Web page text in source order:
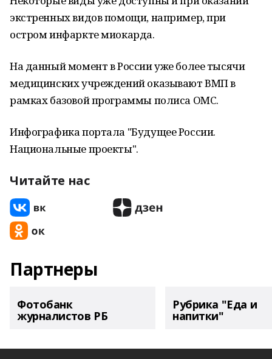
экстренных видов помощи, например, при
остром инфаркте миокарда.
На данный момент в России уже более тысячи
медицинских учреждений оказывают ВМП в
рамках базовой программы полиса ОМС.
Инфографика портала "Будущее России.
Национальные проекты".
Читайте нас
Партнеры
Фотобанк
журналистов РБ
Рубрика "Еда и
напитки"